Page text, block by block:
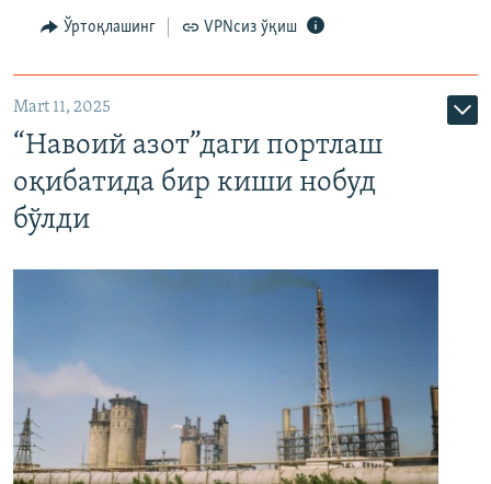
Ўртоқлашинг VPNсиз ўқиш
Mart 11, 2025
“Навоий азот”даги портлаш
оқибатида бир киши нобуд
бўлди